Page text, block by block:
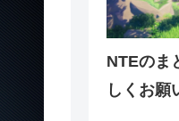
NTEのま
しくお願